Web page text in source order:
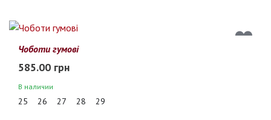
Чоботи гумові
585.00 грн
В наличии
25 26 27 28 29